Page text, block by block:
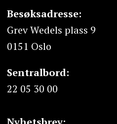
Besøksadresse:
Grev Wedels plass 9
0151 Oslo
Sentralbord:
22 05 30 00